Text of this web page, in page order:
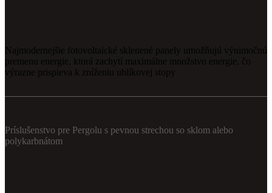
Najmodernejšie fotovoltaické sklenené panely umožňujú výnimočnú
premenu energie, ktorá zachytí maximálne množstvo energie, čo
výrazne prispieva k zníženiu uhlíkovej stopy
Príslušenstvo pre Pergolu s pevnou strechou so sklom alebo
polykarbnátom